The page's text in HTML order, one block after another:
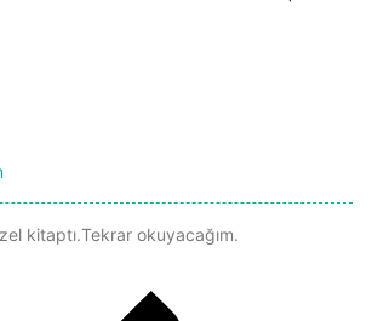
kitaptı.Tekrar okuyacağım.